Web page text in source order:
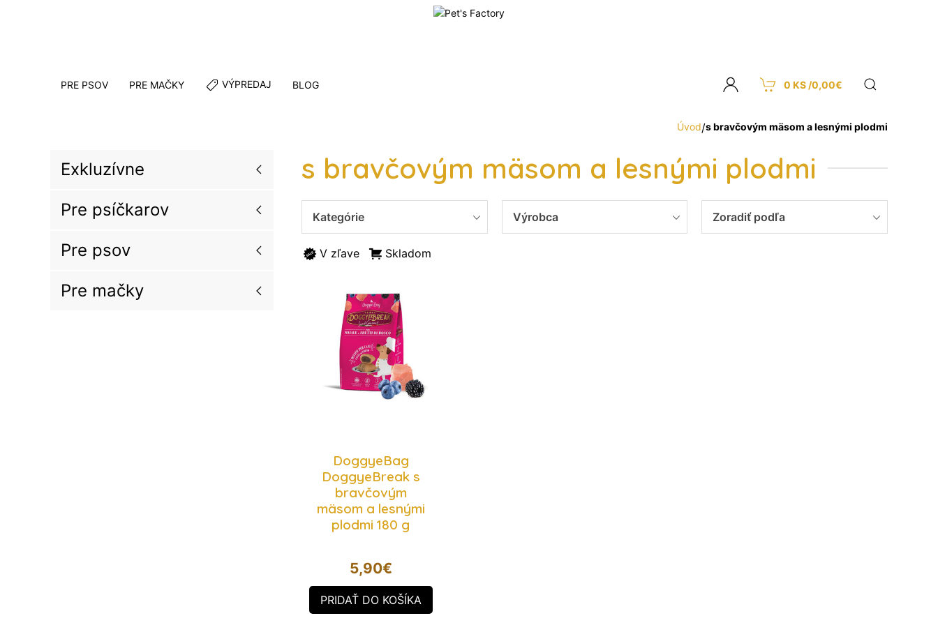
PRE PSOV PRE MAČKY VÝPREDAJ BLOG 0 KS /0,00€
Úvod/s bravčovým mäsom a lesnými plodmi
s bravčovým mäsom a lesnými plodmi
Kategórie Výrobca Zoradiť podľa
V zľave Skladom
DoggyeBag
DoggyeBreak s
bravčovým
mäsom a lesnými
plodmi 180 g
5,90€
PRIDAŤ DO KOŠÍKA
Exkluzívne
Pre psíčkarov
Pre psov
Pre mačky